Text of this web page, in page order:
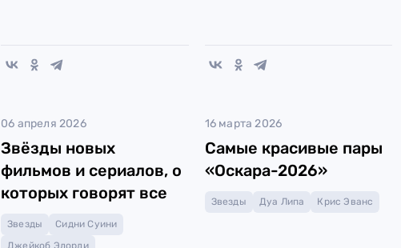
06 апреля 2026
Звёзды новых
фильмов и сериалов, о
которых говорят все
Звезды
Сидни Суини
Джейкоб Элорди
16 марта 2026
Самые красивые пары
«Оскара-2026»
Звезды Дуа Липа Крис Эванс